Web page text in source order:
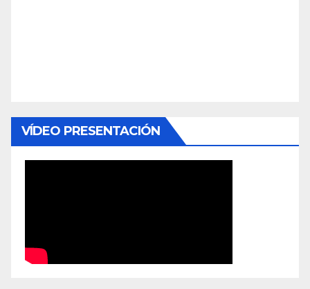
VÍDEO PRESENTACIÓN